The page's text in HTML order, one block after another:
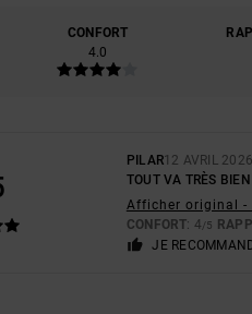
CONFORT
4.0
PILAR12 AVRIL 2026
TOUT VA TRÈS BIEN
Afficher original -
CONFORT: 4/5
JE